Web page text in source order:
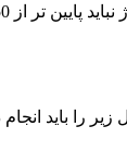
را باید انجام